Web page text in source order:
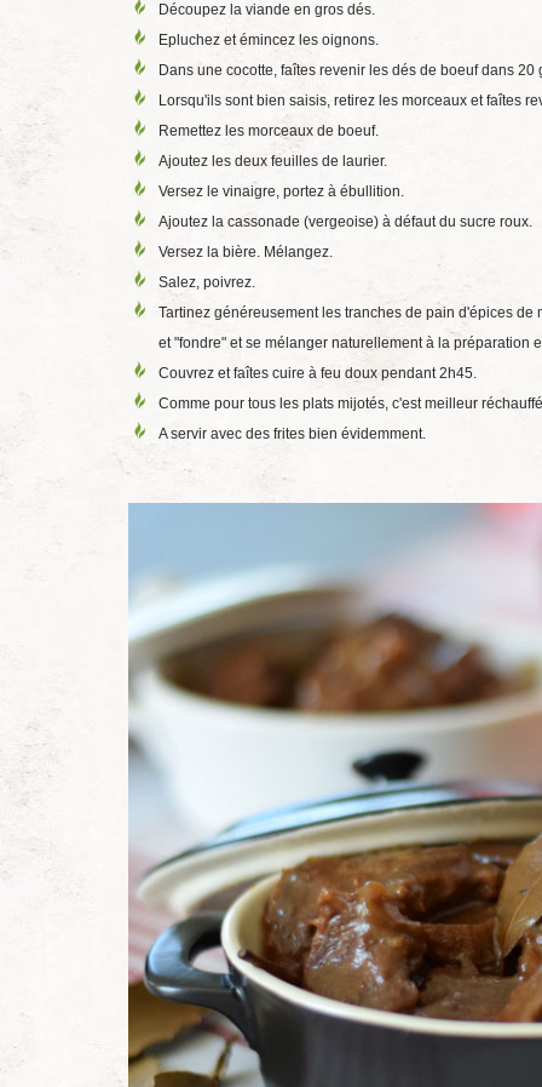
Découpez la viande en gros dés.
Epluchez et émincez les oignons.
Dans une cocotte, faîtes revenir les dés de boeuf dans 20
Lorsqu'ils sont bien saisis, retirez les morceaux et faîtes
Remettez les morceaux de boeuf.
Ajoutez les deux feuilles de laurier.
Versez le vinaigre, portez à ébullition.
Ajoutez la cassonade (vergeoise) à défaut du sucre roux.
Versez la bière. Mélangez.
Salez, poivrez.
Tartinez généreusement les tranches de pain d'épices
et "fondre" et se mélanger naturellement à la préparation
Couvrez et faîtes cuire à feu doux pendant 2h45.
Comme pour tous les plats mijotés, c'est meilleur
A servir avec des frites bien évidemment.